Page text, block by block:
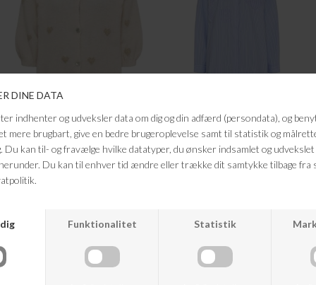
MARTA DU CHATEAU
PARISA KNIT
DKK 299,95
MARTA DU CHATEAU
MDCCANELLE SHIRT
DKK 499,95DKK 199,98